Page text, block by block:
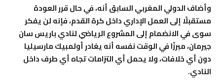
وأضاف الدولي المغربي السابق أنه، في حال قرر العودة
مستقبلًا إلى العمل الإداري داخل كرة القدم، فإنه لن يفكر
سوى في الانضمام إلى المشروع الرياضي لنادي باريس سان
جيرمان، مبرزًا في الوقت نفسه أنه يغادر أولمبيك مارسيليا
دون أي خلافات، ولا يحمل أي التزامات تجاه أي طرف داخل
النادي.